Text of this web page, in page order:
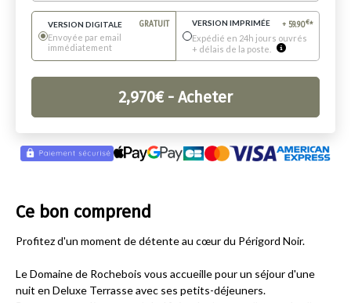
VERSION DIGITALE GRATUIT
Envoyée par email
immédiatement
VERSION IMPRIMÉE + 59.90€*
Expédié en 24h jours ouvrés
+ délais de la poste.
2,970€- Acheter
Ce bon comprend
Profitez d'un moment de détente au cœur du Périgord Noir.
Le Domaine de Rochebois vous accueille pour un séjour d'une
nuit en Deluxe Terrasse avec ses petits-déjeuners.